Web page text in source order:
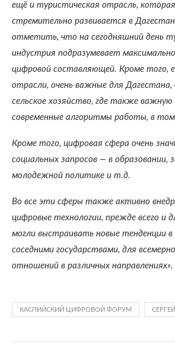
ещё и туристическая отрасль,
стремительно развивается в
отметить, что на сегодняшний день
индустрия подразумевает
цифровой составляющей. Кроме того,
отрасли, очень важные для Дагестана,
сельское хозяйство, где также
современные алгоритмы работы, в том
Кроме того, цифровая сфера очень
социальных запросов — в образовании,
молодежной политике и т.д.
Во все эти сферы также активно
цифровые технологии, прежде всего и
могли выстраивать новые тенденции
соседними государствами, для
отношений в различных направлениях».
КАСПИЙСКИЙ ЦИФРОВОЙ ФОРУМ